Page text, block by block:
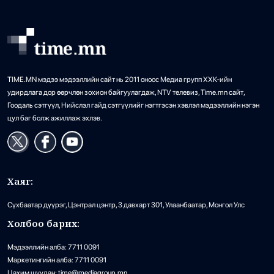
TIME.MN мэдээ мэдээллийн сайт нь 2011 оноос Медиа групп ХХК-ийн
удирдлага дор өөрчлөн зохион байгуулагдаж, NTV телевиз, Time.mn сайт,
Гоодаль сэтгүүл, Нийслэл гайд сэтгүүлийг нэгтгэсэн хэвлэл мэдээллийн нэгэн
цул баг болж ажиллаж эхлэв.
Хаяг:
Сүхбаатар дүүрэг, Цэнтрал цэнтр, 3 давхарт 301, Улаанбаатар, Монгол Улс
Холбоо барих:
Мэдээллийн алба: 7711 0091
Маркетингийн алба: 7711 0091